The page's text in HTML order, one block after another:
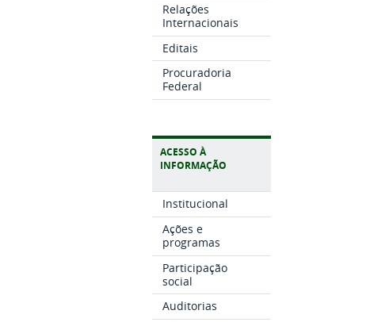
Relações
Internacionais
Editais
Procuradoria
Federal
ACESSO À
INFORMAÇÃO
Institucional
Ações e
programas
Participação
social
Auditorias